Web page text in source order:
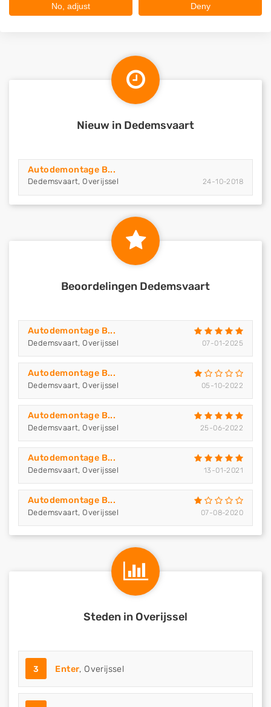
Nieuw in Dedemsvaart
Autodemontage B...
Dedemsvaart, Overijssel 24-10-2018
Beoordelingen Dedemsvaart
Autodemontage B...
Dedemsvaart, Overijssel 07-01-2025
Autodemontage B...
Dedemsvaart, Overijssel 05-10-2022
Autodemontage B...
Dedemsvaart, Overijssel 25-06-2022
Autodemontage B...
Dedemsvaart, Overijssel 13-01-2021
Autodemontage B...
Dedemsvaart, Overijssel 07-08-2020
Steden in Overijssel
3 Enter, Overijssel
No, adjust Deny